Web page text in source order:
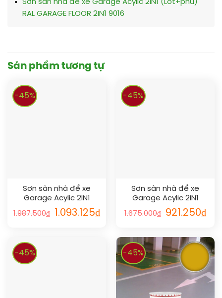
Sơn sàn nhà để xe Garage Acylic 2IN1 (Lót+phủ)
RAL GARAGE FLOOR 2IN1 9016
Sản phẩm tương tự
-45%
Sơn sàn nhà để xe
Garage Acylic 2IN1
(Lót+phủ) RAL GARAGE
FLOOR 2IN1 1017
1.987.500₫ 1.093.125₫
-45%
Sơn sàn nhà để xe
Garage Acylic 2IN1
(Lót+phủ) RAL GARAGE
FLOOR 2IN1 1024
1.675.000₫ 921.250₫
-45% -45%